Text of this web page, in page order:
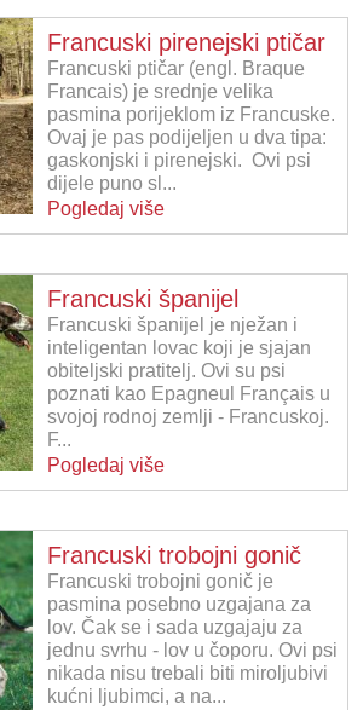
Francuski pirenejski ptičar
Francuski ptičar (engl. Braque
Francais) je srednje velika
pasmina porijeklom iz Francuske.
Ovaj je pas podijeljen u dva tipa:
gaskonjski i pirenejski. Ovi psi
dijele puno sl...
Pogledaj više
Francuski španijel
Francuski španijel je nježan i
inteligentan lovac koji je sjajan
obiteljski pratitelj. Ovi su psi
poznati kao Epagneul Français u
svojoj rodnoj zemlji - Francuskoj.
F...
Pogledaj više
Francuski trobojni gonič
Francuski trobojni gonič je
pasmina posebno uzgajana za
lov. Čak se i sada uzgajaju za
jednu svrhu - lov u čoporu. Ovi psi
nikada nisu trebali biti miroljubivi
kućni ljubimci, a na...